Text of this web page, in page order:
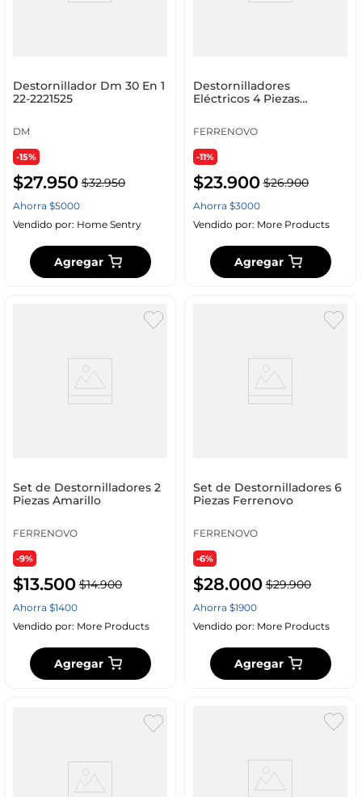
Destornillador Dm 30 En 1
22-2221525
DM
-15%
$27.950 $32.950
Ahorra $5000
Vendido por: Home Sentry
Agregar
Destornilladores
Eléctricos 4 Piezas
FERRENOVO
-11%
$23.900 $26.900
Ahorra $3000
Vendido por: More Products
Agregar
Set de Destornilladores 2
Piezas Amarillo
FERRENOVO
-9%
$13.500 $14.900
Ahorra $1400
Vendido por: More Products
Agregar
Set de Destornilladores 6
Piezas Ferrenovo
FERRENOVO
-6%
$28.000 $29.900
Ahorra $1900
Vendido por: More Products
Agregar